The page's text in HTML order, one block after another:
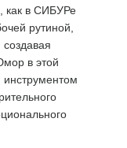
как в СИБУРе
рутиной,
в этой